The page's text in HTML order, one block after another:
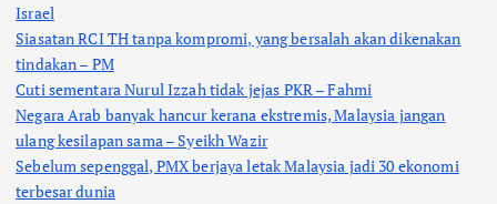
Israel
Siasatan RCI TH tanpa kompromi, yang bersalah akan dikenakan
tindakan – PM
Cuti sementara Nurul Izzah tidak jejas PKR – Fahmi
Negara Arab banyak hancur kerana ekstremis, Malaysia jangan
ulang kesilapan sama – Syeikh Wazir
Sebelum sepenggal, PMX berjaya letak Malaysia jadi 30 ekonomi
terbesar dunia